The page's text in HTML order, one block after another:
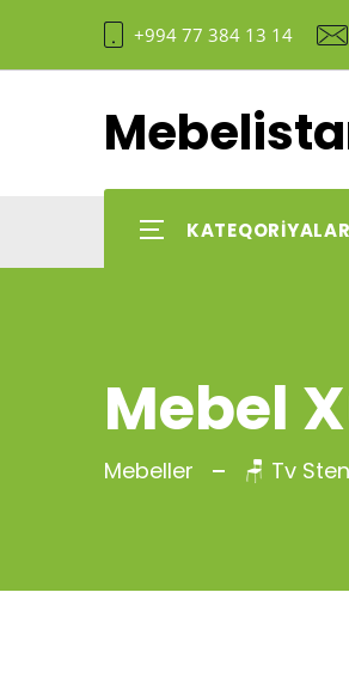
+994 77 384 13 14
KATEQORIYALAR
Mebel
Mebeller 🪑 Tv